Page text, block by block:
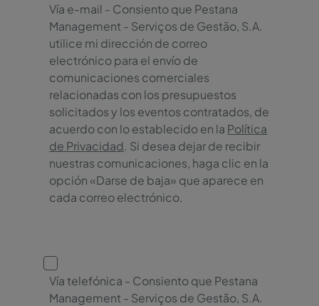
Vía e-mail - Consiento que Pestana
Management - Serviços de Gestão, S.A.
utilice mi dirección de correo
electrónico para el envío de
comunicaciones comerciales
relacionadas con los presupuestos
solicitados y los eventos contratados, de
acuerdo con lo establecido en la Política
de Privacidad. Si desea dejar de recibir
nuestras comunicaciones, haga clic en la
opción «Darse de baja» que aparece en
cada correo electrónico.
Vía telefónica - Consiento que Pestana
Management - Serviços de Gestão, S.A.